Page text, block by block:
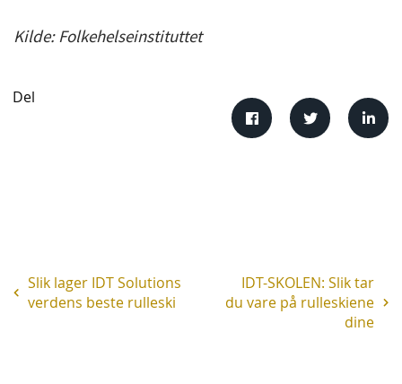
Kilde: Folkehelseinstituttet
Del
Slik lager IDT Solutions
verdens beste rulleski
IDT-SKOLEN: Slik tar
du vare på rulleskiene
dine